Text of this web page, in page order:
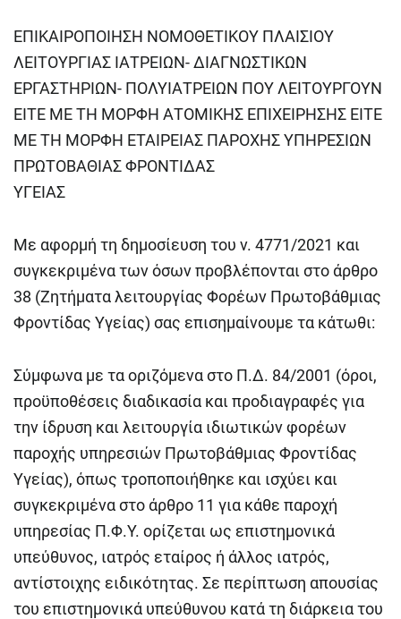
ΕΠΙΚΑΙΡΟΠΟΙΗΣΗ ΝΟΜΟΘΕΤΙΚΟΥ ΠΛΑΙΣΙΟΥ
ΛΕΙΤΟΥΡΓΙΑΣ ΙΑΤΡΕΙΩΝ- ΔΙΑΓΝΩΣΤΙΚΩΝ
ΕΡΓΑΣΤΗΡΙΩΝ- ΠΟΛΥΙΑΤΡΕΙΩΝ ΠΟΥ ΛΕΙΤΟΥΡΓΟΥΝ
ΕΙΤΕ ΜΕ ΤΗ ΜΟΡΦΗ ΑΤΟΜΙΚΗΣ ΕΠΙΧΕΙΡΗΣΗΣ ΕΙΤΕ
ΜΕ ΤΗ ΜΟΡΦΗ ΕΤΑΙΡΕΙΑΣ ΠΑΡΟΧΗΣ ΥΠΗΡΕΣΙΩΝ
ΠΡΩΤΟΒΑΘΙΑΣ ΦΡΟΝΤΙΔΑΣ
ΥΓΕΙΑΣ
Με αφορμή τη δημοσίευση του ν. 4771/2021 και
συγκεκριμένα των όσων προβλέπονται στο άρθρο
38 (Ζητήματα λειτουργίας Φορέων Πρωτοβάθμιας
Φροντίδας Υγείας) σας επισημαίνουμε τα κάτωθι:
Σύμφωνα με τα οριζόμενα στο Π.Δ. 84/2001 (όροι,
προϋποθέσεις διαδικασία και προδιαγραφές για
την ίδρυση και λειτουργία ιδιωτικών φορέων
παροχής υπηρεσιών Πρωτοβάθμιας Φροντίδας
Υγείας), όπως τροποποιήθηκε και ισχύει και
συγκεκριμένα στο άρθρο 11 για κάθε παροχή
υπηρεσίας Π.Φ.Υ. ορίζεται ως επιστημονικά
υπεύθυνος, ιατρός εταίρος ή άλλος ιατρός,
αντίστοιχης ειδικότητας. Σε περίπτωση απουσίας
του επιστημονικά υπεύθυνου κατά τη διάρκεια του